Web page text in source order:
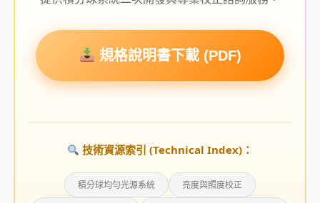
規格說明書下載 (PDF)
技術資源索引 (Technical Index)：
積分球均勻光源系統 亮度與照度校正